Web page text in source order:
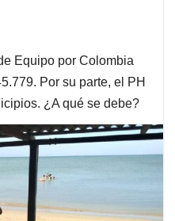
Equipo por Colombia
Por su parte, el PH
¿A qué se debe?